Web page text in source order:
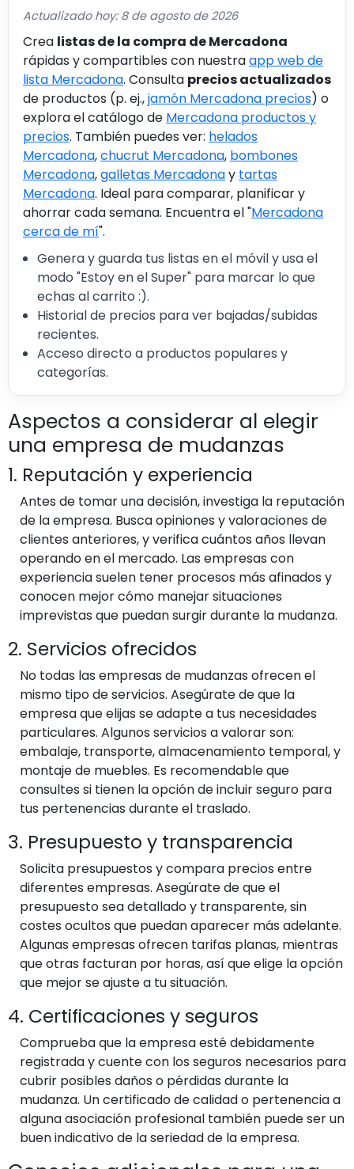
Actualizado hoy: 8 de agosto de 2026
Crea listas de la compra de Mercadona
rápidas y compartibles con nuestraapp web de
lista Mercadona. Consulta precios actualizados
de productos (p. ej.,jamón Mercadona precios) o
explora el catálogo de Mercadona productos y
precios. También puedes ver: helados
Mercadona,chucrut Mercadona, bombones
Mercadona,galletas Mercadonay tartas
Mercadona. Ideal para comparar, planificar y
ahorrar cada semana. Encuentra el "Mercadona
cerca de mí".
Genera y guarda tus listas en el móvil y usa el
modo "Estoy en el Super" para marcar lo que
echas al carrito :).
Historial de precios para ver bajadas/subidas
recientes.
Acceso directo a productos populares y
categorías.
Aspectos a considerar al elegir
una empresa de mudanzas
1. Reputación y experiencia
Antes de tomar una decisión, investiga la reputación
de la empresa. Busca opiniones y valoraciones de
clientes anteriores, y verifica cuántos años llevan
operando en el mercado. Las empresas con
experiencia suelen tener procesos más afinados y
conocen mejor cómo manejar situaciones
imprevistas que puedan surgir durante la mudanza.
2. Servicios ofrecidos
No todas las empresas de mudanzas ofrecen el
mismo tipo de servicios. Asegúrate de que la
empresa que elijas se adapte a tus necesidades
particulares. Algunos servicios a valorar son:
embalaje, transporte, almacenamiento temporal, y
montaje de muebles. Es recomendable que
consultes si tienen la opción de incluir seguro para
tus pertenencias durante el traslado.
3. Presupuesto y transparencia
Solicita presupuestos y compara precios entre
diferentes empresas. Asegúrate de que el
presupuesto sea detallado y transparente, sin
costes ocultos que puedan aparecer más adelante.
Algunas empresas ofrecen tarifas planas, mientras
que otras facturan por horas, así que elige la opción
que mejor se ajuste a tu situación.
4. Certificaciones y seguros
Comprueba que la empresa esté debidamente
registrada y cuente con los seguros necesarios para
cubrir posibles daños o pérdidas durante la
mudanza. Un certificado de calidad o pertenencia a
alguna asociación profesional también puede ser un
buen indicativo de la seriedad de la empresa.